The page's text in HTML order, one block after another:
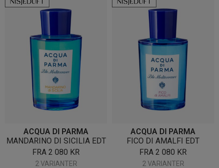
ACQUA DI PARMA
MANDARINO DI SICILIA EDT
FRA 2 080 KR
2 VARIANTER
ACQUA DI PARMA
FICO DI AMALFI EDT
FRA 2 080 KR
2 VARIANTER